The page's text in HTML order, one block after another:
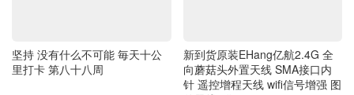
里打卡 第八十八周
向蘑菇头外置天线 SMA接口内
针 遥控增程天线 wifi信号增强 图
传天线3dbi